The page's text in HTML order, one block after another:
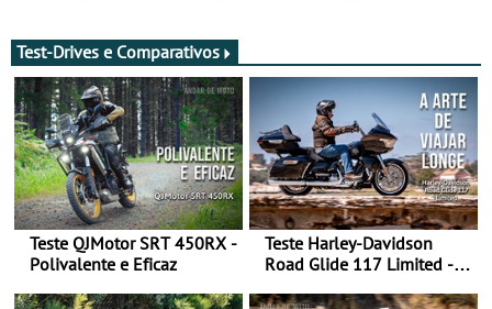
Test-Drives e Comparativos
Teste QJMotor SRT 450RX -
Polivalente e Eficaz
Teste Harley-Davidson
Road Glide 117 Limited - A